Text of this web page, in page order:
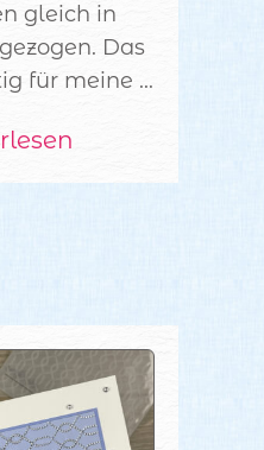
gleich in
Das
für meine ...